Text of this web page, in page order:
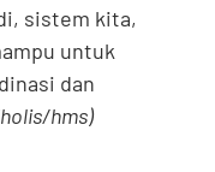
sistem kita,
untuk
dan
hms)